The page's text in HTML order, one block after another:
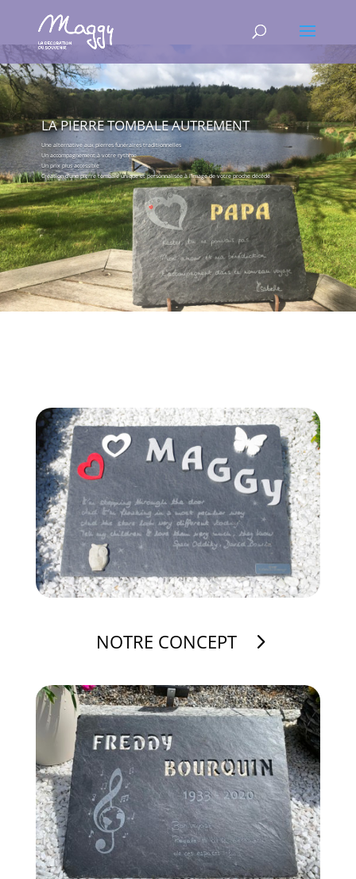
LA PIERRE TOMBALE AUTREMENT
Une alternative aux pierres funéraires traditionnelles
Un accompagnement à votre rythme
Un prix plus accessible
Création d’une pierre tombale unique et personnalisée à l’image de votre proche décédé
NOTRE CONCEPT